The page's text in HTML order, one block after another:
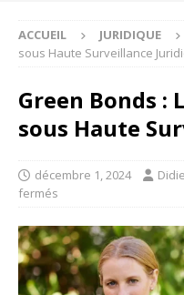
ACCUEIL JURIDIQUE
sous Haute Surveillance
Green Bonds :
sous Haute
décembre 1, 2024
fermés